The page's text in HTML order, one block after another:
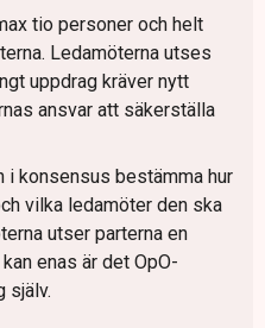
tio personer och helt
Ledamöterna utses
uppdrag kräver nytt
ansvar att säkerställa
i konsensus bestämma hur
vilka ledamöter den ska
utser parterna en
enas är det OpO-
själv.